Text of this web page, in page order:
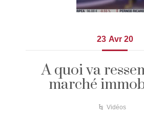
23 Avr 20
A quoi va
marché
Vidéos